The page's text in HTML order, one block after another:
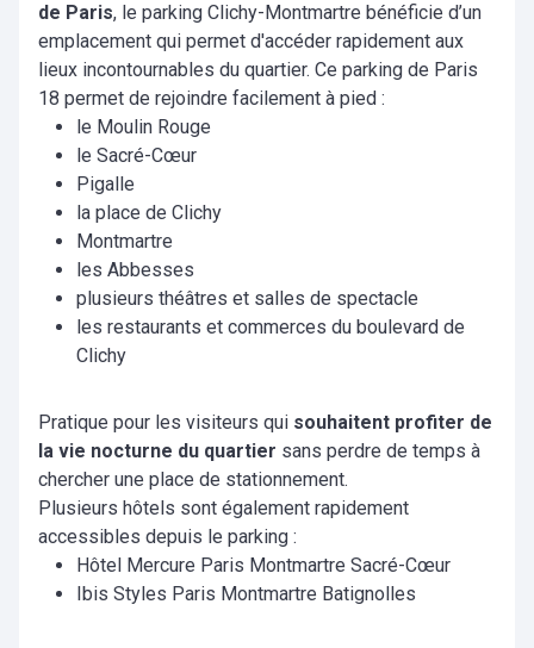
de Paris, le parking Clichy-Montmartre bénéficie d’un
emplacement qui permet d'accéder rapidement aux
lieux incontournables du quartier. Ce parking de Paris
18 permet de rejoindre facilement à pied :
le Moulin Rouge
le Sacré-Cœur
Pigalle
la place de Clichy
Montmartre
les Abbesses
plusieurs théâtres et salles de spectacle
les restaurants et commerces du boulevard de
Clichy
Pratique pour les visiteurs qui souhaitent profiter de
la vie nocturne du quartier sans perdre de temps à
chercher une place de stationnement.
Plusieurs hôtels sont également rapidement
accessibles depuis le parking :
Hôtel Mercure Paris Montmartre Sacré-Cœur
Ibis Styles Paris Montmartre Batignolles